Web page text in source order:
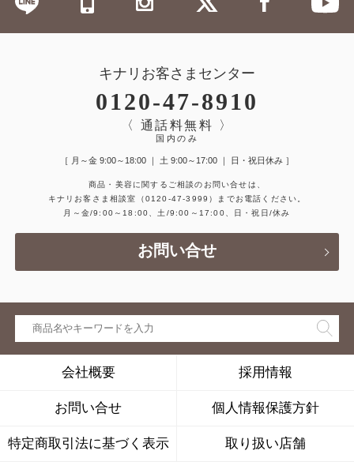
キナリお客さまセンター
0120-47-8910
〈 通話料無料 〉
国内のみ
［ 月～金 9:00～18:00 ｜ 土 9:00～17:00 ｜ 日・祝日休み ］
商品・美容に関するご相談のお問い合せは、
キナリお客さま相談室
（0120-47-3999）
までお電話ください。
月～金/9:00～18:00、土/9:00～17:00、日・祝日/休み
お問い合せ
会社概要 採用情報
お問い合せ 個人情報保護方針
特定商取引法に基づく表示 取り扱い店舗